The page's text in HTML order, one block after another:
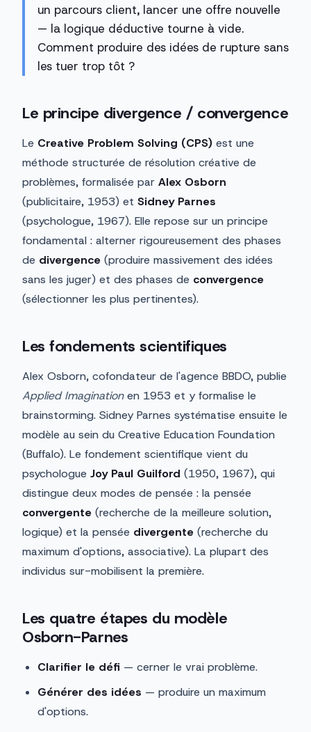
un parcours client, lancer une offre nouvelle
— la logique déductive tourne à vide.
Comment produire des idées de rupture sans
les tuer trop tôt ?
Le principe divergence / convergence
Le Creative Problem Solving (CPS) est une
méthode structurée de résolution créative de
problèmes, formalisée par Alex Osborn
(publicitaire, 1953) et Sidney Parnes
(psychologue, 1967). Elle repose sur un principe
fondamental : alterner rigoureusement des phases
de divergence (produire massivement des idées
sans les juger) et des phases de convergence
(sélectionner les plus pertinentes).
Les fondements scientifiques
Alex Osborn, cofondateur de l'agence BBDO, publie
Applied Imaginationen 1953 et y formalise le
brainstorming. Sidney Parnes systématise ensuite le
modèle au sein du Creative Education Foundation
(Buffalo). Le fondement scientifique vient du
psychologue Joy Paul Guilford (1950, 1967), qui
distingue deux modes de pensée : la pensée
convergente (recherche de la meilleure solution,
logique) et la pensée divergente (recherche du
maximum d'options, associative). La plupart des
individus sur-mobilisent la première.
Les quatre étapes du modèle
Osborn-Parnes
Clarifier le défi — cerner le vrai problème.
Générer des idées — produire un maximum
d'options.